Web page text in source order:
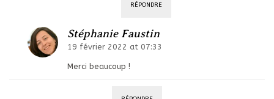
RÉPONDRE
Stéphanie Faustin
19 février 2022 at 07:33
Merci beaucoup !